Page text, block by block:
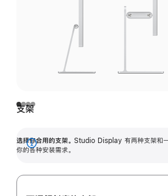
支架
选择你合用的支架。 Studio Display 有两种支架和一
你的各种安装需求。
展